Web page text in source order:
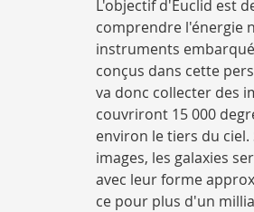
L'objectif d'Euclid est
comprendre l'énergie
instruments
conçus dans cette
va donc collecter des
couvriront 15 000
environ le tiers du ciel.
images, les galaxies
avec leur forme
ce pour plus d'un